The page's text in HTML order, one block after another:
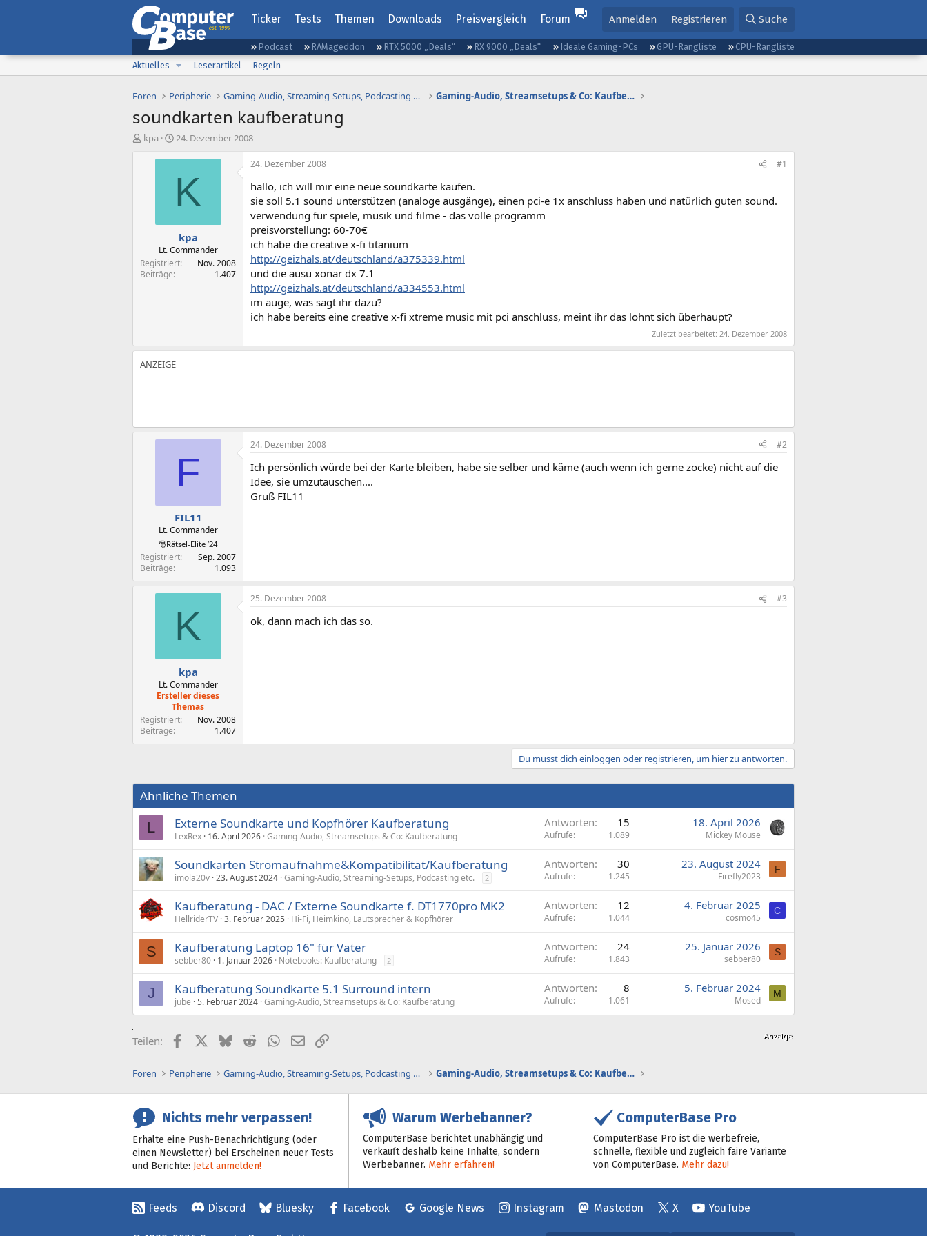
Ticker Tests Themen Downloads Preisvergleich Forum Anmelden Registrieren Suche
Podcast RAMageddon RTX 5000 „Deals“ RX 9000 „Deals“ Ideale Gaming-PCs GPU-Rangliste
CPU-Rangliste
Aktuelles
Leserartikel Regeln
Foren Peripherie Gaming-Audio, Streaming-Setups, Podcasting etc. Gaming-Audio, Streamsetups & Co: Kaufberatung
soundkarten kaufberatung
E
kpa
E
s
t
a
m
24. Dezember 2008
K
kpa
Lt. Commander
Registriert
Nov. 2008
Beiträge
1.407
24. Dezember 2008 #1
hallo, ich will mir eine neue soundkarte kaufen.
sie soll 5.1 sound unterstützen (analoge ausgänge), einen pci-e 1x anschluss haben und natürlich guten sound.
verwendung für spiele, musik und filme - das volle programm
preisvorstellung: 60-70€
ich habe die creative x-fi titanium
http://geizhals.at/deutschland/a375339.html
und die ausu xonar dx 7.1
http://geizhals.at/deutschland/a334553.html
im auge, was sagt ihr dazu?
ich habe bereits eine creative x-fi xtreme music mit pci anschluss, meint ihr das lohnt sich überhaupt?
Zuletzt bearbeitet: 24. Dezember 2008
F
FIL11
Lt. Commander
🎅Rätsel-Elite ’24
Registriert
Sep. 2007
Beiträge
1.093
24. Dezember 2008 #2
Ich persönlich würde bei der Karte bleiben, habe sie selber und käme (auch wenn ich gerne zocke) nicht auf die
Idee, sie umzutauschen....
Gruß FIL11
K
kpa
Lt. Commander
Ersteller dieses
Themas
Registriert
Nov. 2008
Beiträge
1.407
25. Dezember 2008 #3
ok, dann mach ich das so.
Du musst dich einloggen oder registrieren, um hier zu antworten.
Ähnliche Themen
L Externe Soundkarte und Kopfhörer Kaufberatung
LexRex 16. April 2026 Gaming-Audio, Streamsetups & Co: Kaufberatung
Antworten 15
Aufrufe 1.089
18. April 2026
Mickey Mouse
Soundkarten Stromaufnahme&Kompatibilität/Kaufberatung
imola20v 23. August 2024 Gaming-Audio, Streaming-Setups, Podcasting etc. 2
Antworten 30
Aufrufe 1.245
23. August 2024
Firefly2023
F
Kaufberatung - DAC / Externe Soundkarte f. DT1770pro MK2
HellriderTV 3. Februar 2025 Hi-Fi, Heimkino, Lautsprecher & Kopfhörer
Antworten 12
Aufrufe 1.044
4. Februar 2025
cosmo45
C
S Kaufberatung Laptop 16" für Vater
sebber80 1. Januar 2026 Notebooks: Kaufberatung 2
Antworten 24
Aufrufe 1.843
25. Januar 2026
sebber80
S
J Kaufberatung Soundkarte 5.1 Surround intern
jube 5. Februar 2024 Gaming-Audio, Streamsetups & Co: Kaufberatung
Antworten 8
Aufrufe 1.061
5. Februar 2024
Mosed
M
Teilen: FacebookX (Twitter)
BlueskyRedditWhatsApp
E-MailLink
Foren Peripherie Gaming-Audio, Streaming-Setups, Podcasting etc. Gaming-Audio, Streamsetups & Co: Kaufberatung
Nichts mehr verpassen!
Erhalte eine Push-Benachrichtigung (oder
einen Newsletter) bei Erscheinen neuer Tests
und Berichte: Jetzt anmelden!
Warum Werbebanner?
ComputerBase berichtet unabhängig und
verkauft deshalb keine Inhalte, sondern
Werbebanner. Mehr erfahren!
ComputerBase Pro
ComputerBase Pro ist die werbefreie,
schnelle, flexible und zugleich faire Variante
von ComputerBase. Mehr dazu!
Feeds Discord Bluesky Facebook Google News Instagram Mastodon X YouTube